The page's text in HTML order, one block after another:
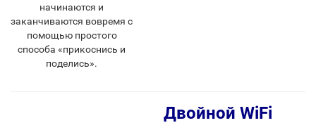
начинаются и
заканчиваются вовремя с
помощью простого
способа «прикоснись и
поделись».
Двойной WiFi